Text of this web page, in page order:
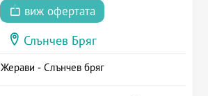
виж офертата
Слънчев Бряг
Жерави - Слънчев бряг